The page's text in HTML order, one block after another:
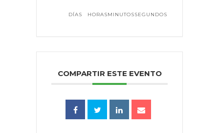
DÍAS HORASMINUTOSSEGUNDOS
COMPARTIR ESTE EVENTO